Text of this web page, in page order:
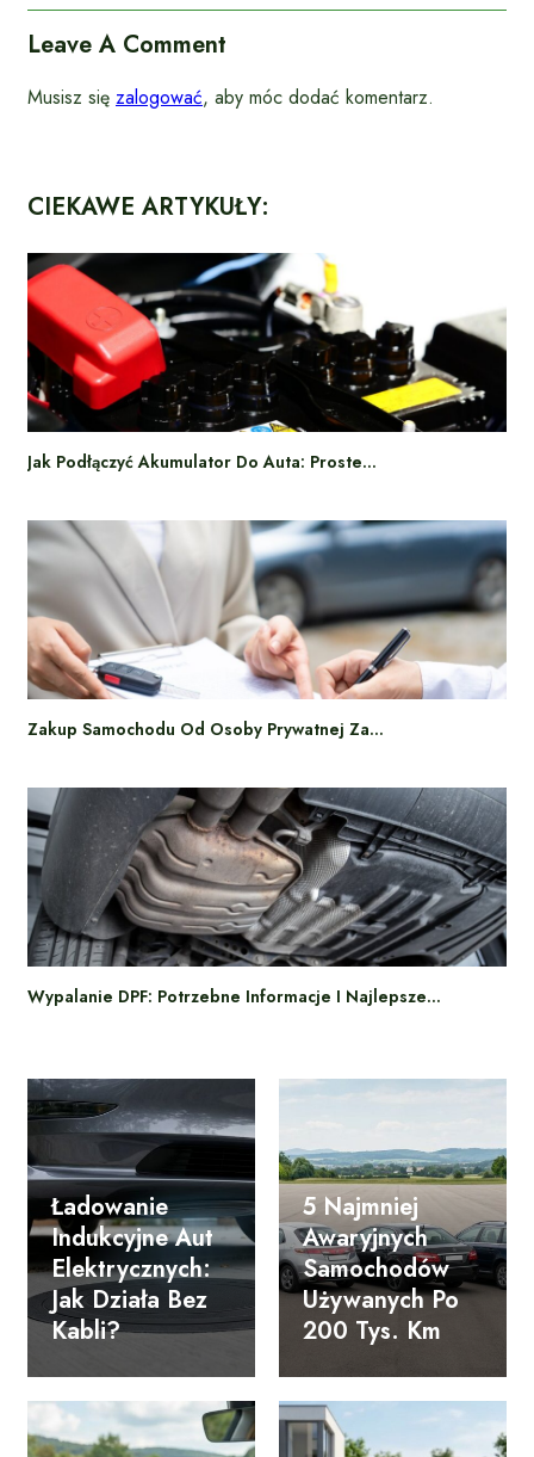
Leave A Comment
Musisz się zalogować, aby móc dodać komentarz.
CIEKAWE ARTYKUŁY:
Jak Podłączyć Akumulator Do Auta: Proste…
Zakup Samochodu Od Osoby Prywatnej Za…
Wypalanie DPF: Potrzebne Informacje I Najlepsze…
Ładowanie
Indukcyjne Aut
Elektrycznych:
Jak Działa Bez
Kabli?
5 Najmniej
Awaryjnych
Samochodów
Używanych Po
200 Tys. Km